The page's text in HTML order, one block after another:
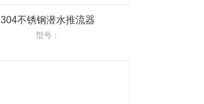
304不锈钢潜水推流器
型号：